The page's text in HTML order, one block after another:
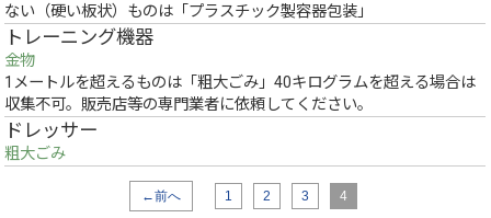
ない（硬い板状）ものは「プラスチック製容器包装」
トレーニング機器
金物
1メートルを超えるものは「粗大ごみ」40キログラムを超える場合は
収集不可。販売店等の専門業者に依頼してください。
ドレッサー
粗大ごみ
←前へ 1 2 3 4